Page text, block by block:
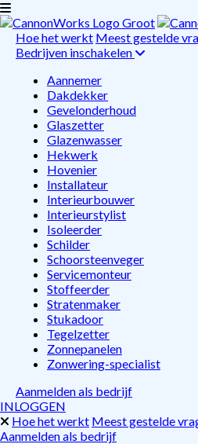
Hoe het werkt Meest gestelde
Bedrijven inschakelen
Aannemer
Dakdekker
Gevelonderhoud
Glaszetter
Glazenwasser
Hekwerk
Hovenier
Installateur
Interieurbouwer
Interieurstylist
Isoleerder
Schilder
Schoorsteenveger
Servicemonteur
Stoffeerder
Stratenmaker
Stukadoor
Tegelzetter
Zonnepanelen
Zonwering-specialist
Aanmelden als bedrijf
INLOGGEN
Hoe het werkt Meest gestelde
Aanmelden als bedrijf